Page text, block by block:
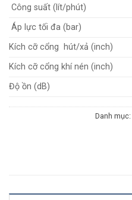
Công suất (lít/phút)
Áp lực tối đa (bar)
Kích cỡ cổng hút/xả (inch)
Kích cỡ cổng khí nén (inch)
Độ ồn (dB)
Danh mục: